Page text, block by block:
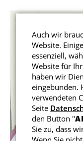
Auch wir
Website.
essenziell,
Website für
haben wir
eingebunden.
verwendeten
Seite
den Button "
Sie zu, dass